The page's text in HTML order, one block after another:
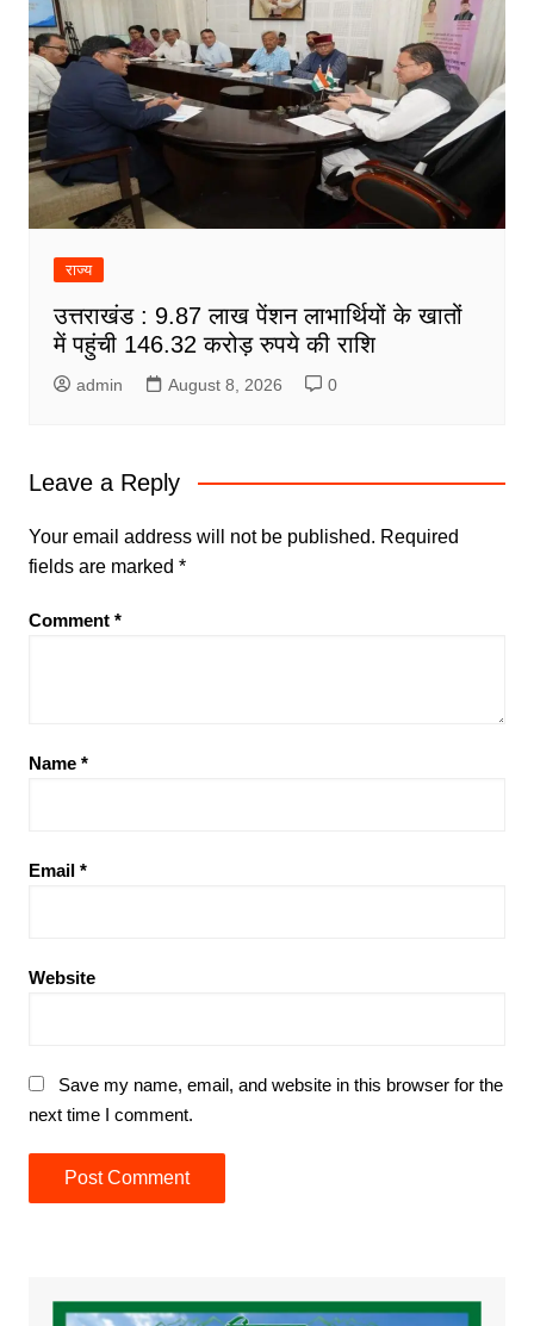
राज्य
उत्तराखंड : 9.87 लाख पेंशन लाभार्थियों के खातों
में पहुंची 146.32 करोड़ रुपये की राशि
admin August 8, 2026 0
Leave a Reply
Your email address will not be published. Required
fields are marked *
Comment *
Name *
Email *
Website
Save my name, email, and website in this browser for the
next time I comment.